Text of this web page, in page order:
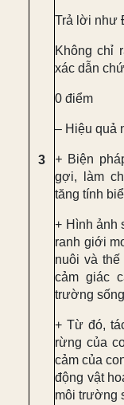
3
Trả lời như
Không chỉ
xác dẫn
0 điểm
– Hiệu quả
+ Biện
gợi, làm
tăng tính
+ Hình ảnh
ranh giới
nuôi và
cảm giác
trường
+ Từ đó,
rừng của
cảm của
động vật
môi trường